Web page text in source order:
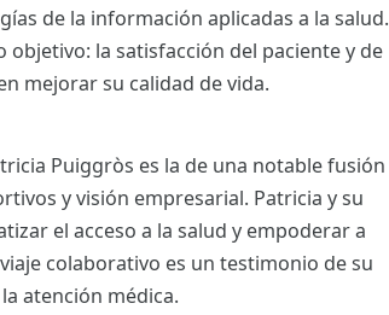
de la información aplicadas a la salud.
la satisfacción del paciente y de
mejorar su calidad de vida.
Puiggròs es la de una notable fusión
y visión empresarial. Patricia y su
el acceso a la salud y empoderar a
colaborativo es un testimonio de su
atención médica.